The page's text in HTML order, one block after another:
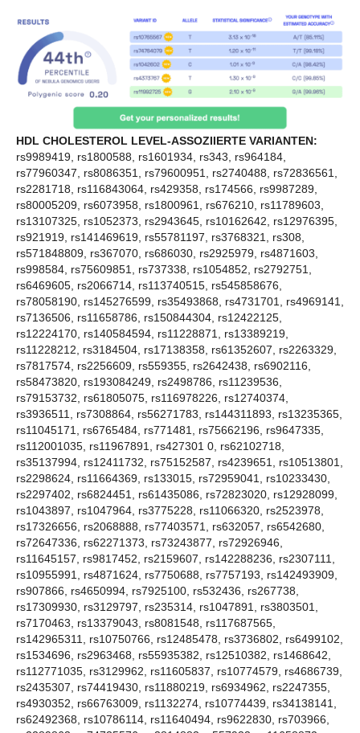
HDL CHOLESTEROL LEVEL-ASSOZIIERTE VARIANTEN:
rs9989419, rs1800588, rs1601934, rs343, rs964184,
rs77960347, rs8086351, rs79600951, rs2740488, rs72836561,
rs2281718, rs116843064, rs429358, rs174566, rs9987289,
rs80005209, rs6073958, rs1800961, rs676210, rs11789603,
rs13107325, rs1052373, rs2943645, rs10162642, rs12976395,
rs921919, rs141469619, rs55781197, rs3768321, rs308,
rs571848809, rs367070, rs686030, rs2925979, rs4871603,
rs998584, rs75609851, rs737338, rs1054852, rs2792751,
rs6469605, rs2066714, rs113740515, rs545858676,
rs78058190, rs145276599, rs35493868, rs4731701, rs4969141,
rs7136506, rs11658786, rs150844304, rs12422125,
rs12224170, rs140584594, rs11228871, rs13389219,
rs11228212, rs3184504, rs17138358, rs61352607, rs2263329,
rs7817574, rs2256609, rs559355, rs2642438, rs6902116,
rs58473820, rs193084249, rs2498786, rs11239536,
rs79153732, rs61805075, rs116978226, rs12740374,
rs3936511, rs7308864, rs56271783, rs144311893, rs13235365,
rs11045171, rs6765484, rs771481, rs75662196, rs9647335,
rs112001035, rs11967891, rs427301 0, rs62102718,
rs35137994, rs12411732, rs75152587, rs4239651, rs10513801,
rs2298624, rs11664369, rs133015, rs72959041, rs10233430,
rs2297402, rs6824451, rs61435086, rs72823020, rs12928099,
rs1043897, rs1047964, rs3775228, rs11066320, rs2523978,
rs17326656, rs2068888, rs77403571, rs632057, rs6542680,
rs72647336, rs62271373, rs73243877, rs72926946,
rs11645157, rs9817452, rs2159607, rs142288236, rs2307111,
rs10955991, rs4871624, rs7750688, rs7757193, rs142493909,
rs907866, rs4650994, rs7925100, rs532436, rs267738,
rs17309930, rs3129797, rs235314, rs1047891, rs3803501,
rs7170463, rs13379043, rs8081548, rs117687565,
rs142965311, rs10750766, rs12485478, rs3736802, rs6499102,
rs1534696, rs2963468, rs55935382, rs12510382, rs1468642,
rs112771035, rs3129962, rs11605837, rs10774579, rs4686739,
rs2435307, rs74419430, rs11880219, rs6934962, rs2247355,
rs4930352, rs66763009, rs1132274, rs10774439, rs34138141,
rs62492368, rs10786114, rs11640494, rs9622830, rs703966,